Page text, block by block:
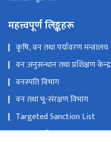
महत्त्वपूर्ण लिङ्कहरू
कृषि, वन तथा पर्यावरण मन्त्रालय
वन अनुसन्धान तथा प्रशिक्षण केन्द्र
वनस्पति विभाग
वन तथा भू-संरक्षण विभाग
Targeted Sanction List
वातावरण विभाग